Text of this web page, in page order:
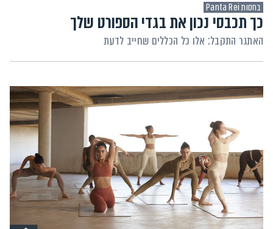
בחסות Panta Rei
כך תכבסי נכון את בגדי הספורט שלך
האתגר התקבל: אלו כל הכללים שחייב לדעת